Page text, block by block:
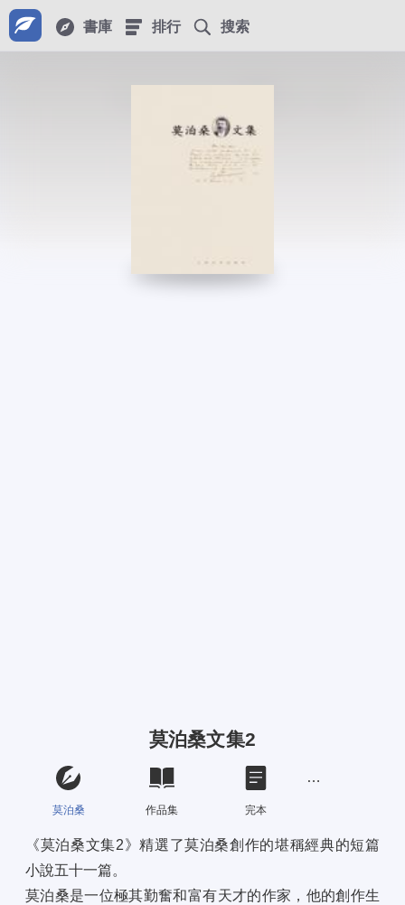
書庫 排行 搜索
莫泊桑文集2
莫泊桑 作品集 完本
《莫泊桑文集2》精選了莫泊桑創作的堪稱經典的短篇
小說五十一篇。
莫泊桑是一位極其勤奮和富有天才的作家，他的創作生